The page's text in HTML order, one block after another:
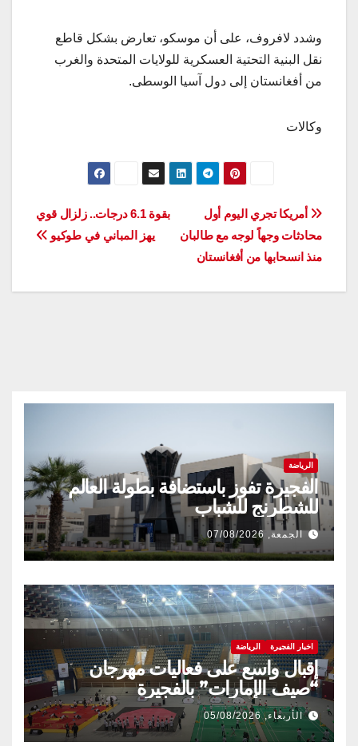
وشدد لافروف، على أن موسكو، تعارض بشكل قاطع
نقل البنية التحتية العسكرية للولايات المتحدة والغرب
من أفغانستان إلى دول آسيا الوسطى.
وكالات
تصفّح
المقالات
بقوة 6.1 درجات.. زلزال قوي
يهز المباني في طوكيو
أمريكا تجري اليوم أول
محادثات وجهاً لوجه مع طالبان
منذ انسحابها من أفغانستان
الرياضة
الفجيرة تفوز باستضافة بطولة العالم
للشطرنج للشباب
الجمعة, 07/08/2026
اخبار الفجيرة الرياضة
إقبال واسع على فعاليات مهرجان
“صيف الإمارات” بالفجيرة
الأربعاء, 05/08/2026